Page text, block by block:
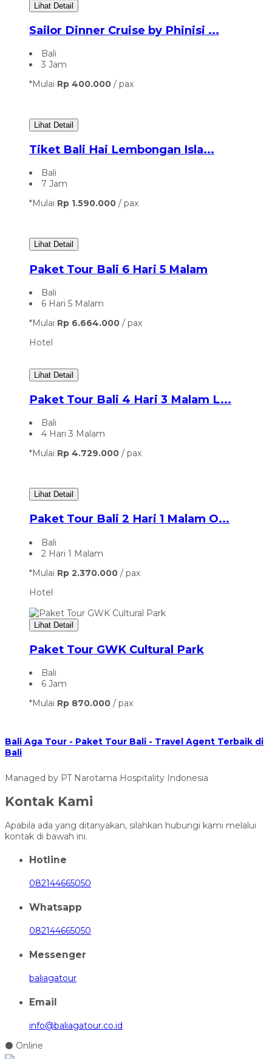
Lihat Detail
Sailor Dinner Cruise by Phinisi ...
Bali
3 Jam
*Mulai Rp 400.000 / pax
Lihat Detail
⁠Tiket Bali Hai Lembongan Isla...
Bali
7 Jam
*Mulai Rp 1.590.000 / pax
Lihat Detail
Paket Tour Bali 6 Hari 5 Malam
Bali
6 Hari 5 Malam
*Mulai Rp 6.664.000 / pax
Hotel
Lihat Detail
Paket Tour Bali 4 Hari 3 Malam L...
Bali
4 Hari 3 Malam
*Mulai Rp 4.729.000 / pax
Lihat Detail
Paket Tour Bali 2 Hari 1 Malam O...
Bali
2 Hari 1 Malam
*Mulai Rp 2.370.000 / pax
Hotel
Lihat Detail
Paket Tour GWK Cultural Park
Bali
6 Jam
*Mulai Rp 870.000 / pax
Bali Aga Tour - Paket Tour Bali - Travel Agent Terbaik di
Bali
Managed by PT Narotama Hospitality Indonesia
Kontak Kami
Apabila ada yang ditanyakan, silahkan hubungi kami melalui
kontak di bawah ini.
Hotline
082144665050
Whatsapp
082144665050
Messenger
baliagatour
Email
info@baliagatour.co.id
⚫ Online